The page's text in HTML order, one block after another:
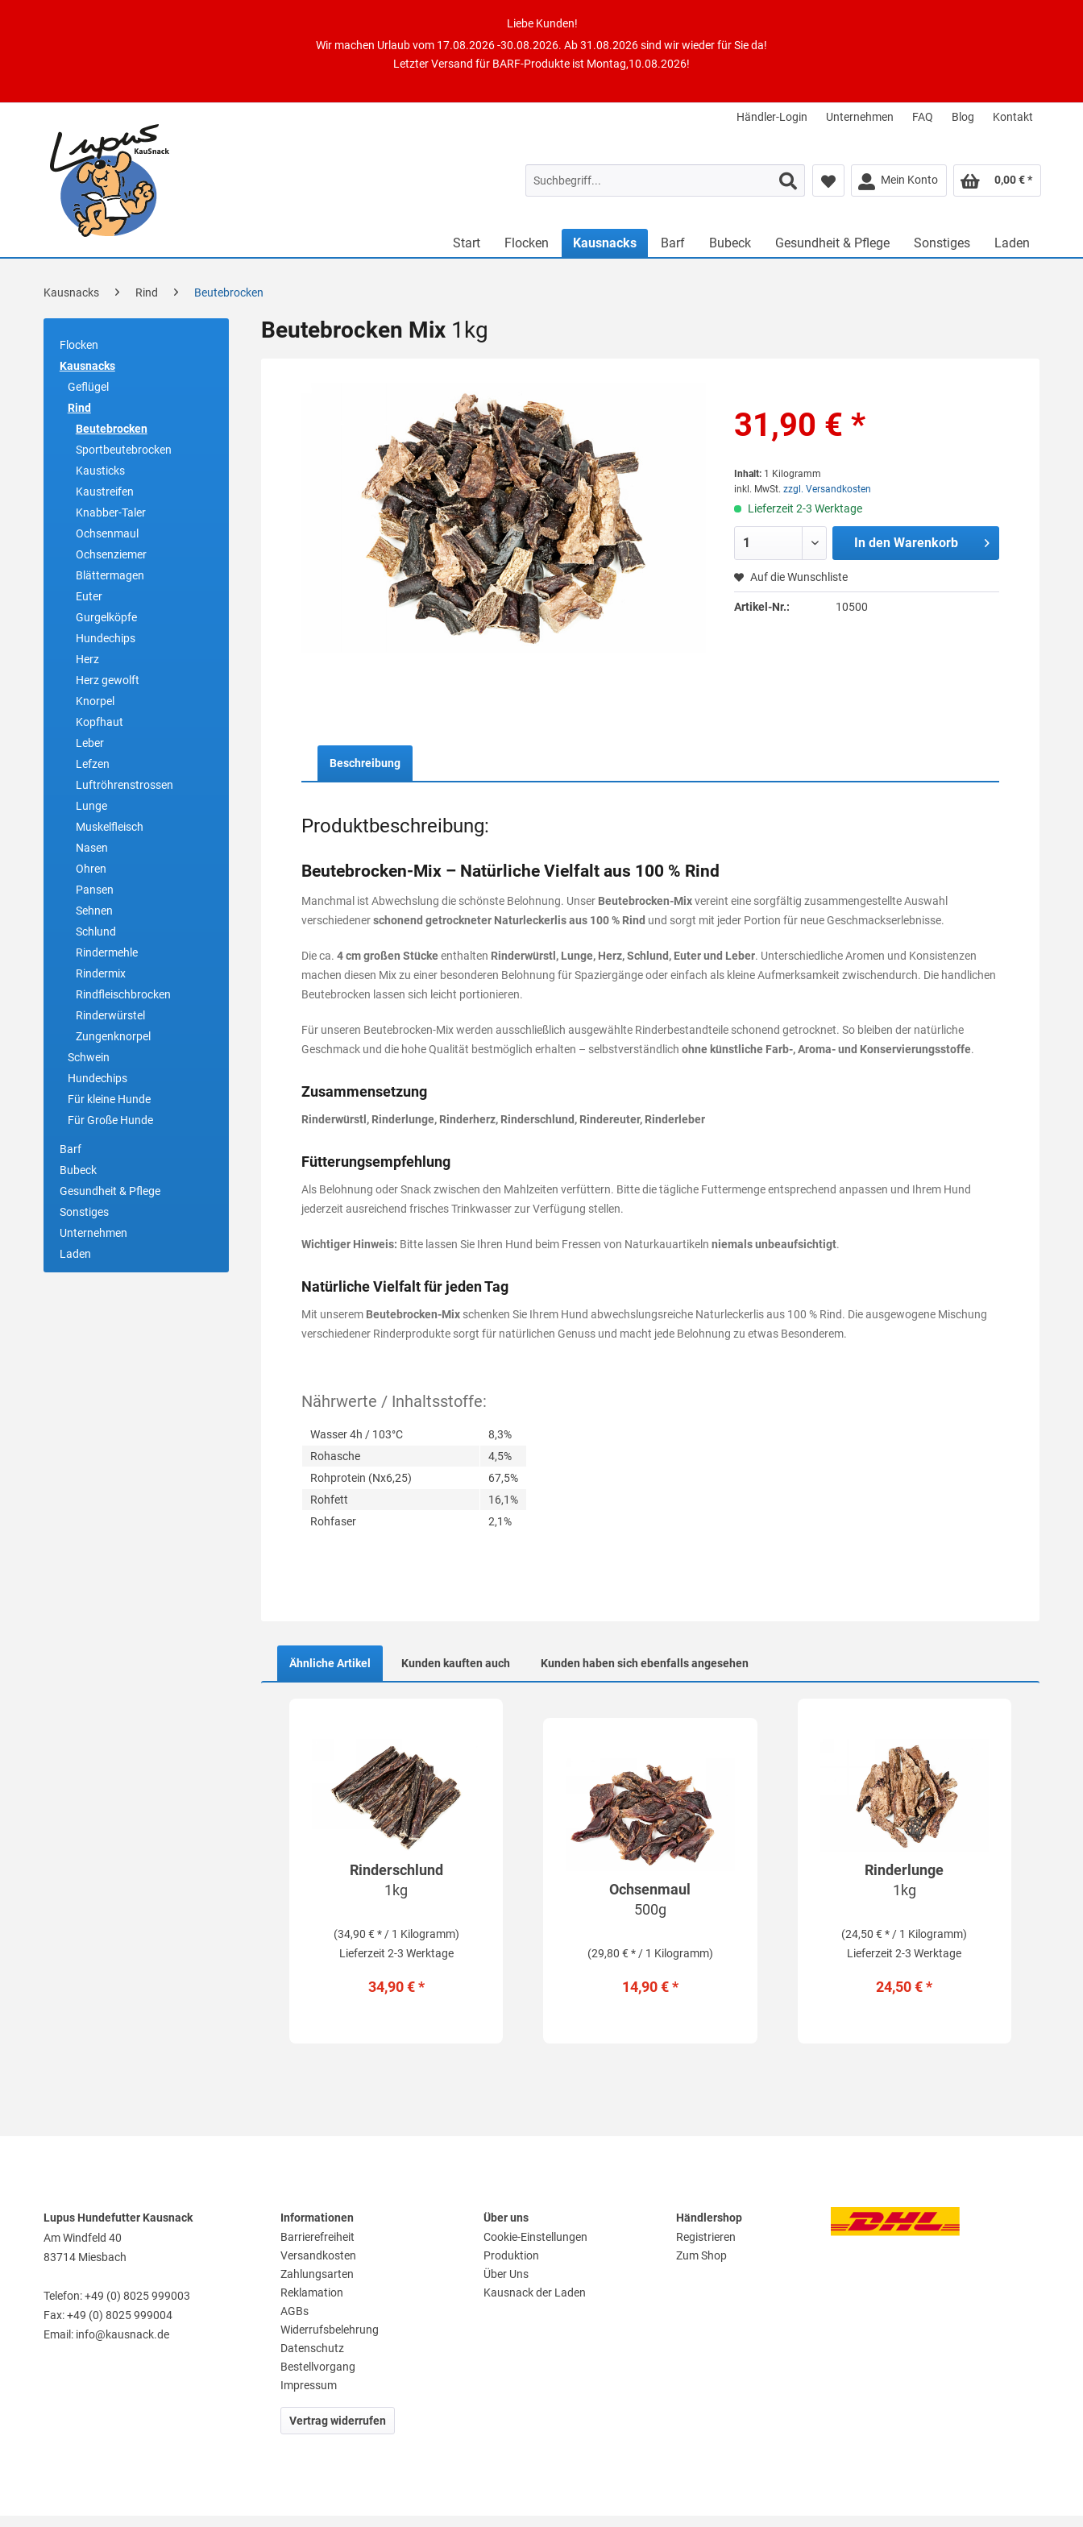
Liebe Kunden!
Wir machen Urlaub vom 17.08.2026 -30.08.2026. Ab 31.08.2026 sind wir wieder für Sie da!
Letzter Versand für BARF-Produkte ist Montag,10.08.2026!
Händler-Login Unternehmen FAQ Blog Kontakt
Mein Konto 0,00 € *
Start Flocken Kausnacks Barf Bubeck Gesundheit & Pflege Sonstiges Laden
Kausnacks Rind Beutebrocken
Flocken
Kausnacks
Geflügel
Rind
Beutebrocken
Sportbeutebrocken
Kausticks
Kaustreifen
Knabber-Taler
Ochsenmaul
Ochsenziemer
Blättermagen
Euter
Gurgelköpfe
Hundechips
Herz
Herz gewolft
Knorpel
Kopfhaut
Leber
Lefzen
Luftröhrenstrossen
Lunge
Muskelfleisch
Nasen
Ohren
Pansen
Sehnen
Schlund
Rindermehle
Rindermix
Rindfleischbrocken
Rinderwürstel
Zungenknorpel
Schwein
Hundechips
Für kleine Hunde
Für Große Hunde
Barf
Bubeck
Gesundheit & Pflege
Sonstiges
Unternehmen
Laden
Beutebrocken Mix 1kg
31,90 € *
Inhalt: 1 Kilogramm
inkl. MwSt. zzgl. Versandkosten
Lieferzeit 2-3 Werktage
In den Warenkorb
Auf die Wunschliste
Artikel-Nr.: 10500
Beschreibung
Produktbeschreibung:
Beutebrocken-Mix – Natürliche Vielfalt aus 100 % Rind
Manchmal ist Abwechslung die schönste Belohnung. Unser Beutebrocken-Mixvereint eine sorgfältig zusammengestellte Auswahl
verschiedenerschonend getrockneter Naturleckerlis aus 100 % Rind und sorgt mit jeder Portion für neue Geschmackserlebnisse.
Die ca. 4 cm großen Stückeenthalten Rinderwürstl, Lunge, Herz, Schlund, Euter und Leber. Unterschiedliche Aromen und Konsistenzen
machen diesen Mix zu einer besonderen Belohnung für Spaziergänge oder einfach als kleine Aufmerksamkeit zwischendurch. Die handlichen
Beutebrocken lassen sich leicht portionieren.
Für unseren Beutebrocken-Mix werden ausschließlich ausgewählte Rinderbestandteile schonend getrocknet. So bleiben der natürliche
Geschmack und die hohe Qualität bestmöglich erhalten – selbstverständlich ohne künstliche Farb-, Aroma- und Konservierungsstoffe.
Zusammensetzung
Rinderwürstl, Rinderlunge, Rinderherz, Rinderschlund, Rindereuter, Rinderleber
Fütterungsempfehlung
Als Belohnung oder Snack zwischen den Mahlzeiten verfüttern. Bitte die tägliche Futtermenge entsprechend anpassen und Ihrem Hund
jederzeit ausreichend frisches Trinkwasser zur Verfügung stellen.
Wichtiger Hinweis: Bitte lassen Sie Ihren Hund beim Fressen von Naturkauartikeln niemals unbeaufsichtigt.
Natürliche Vielfalt für jeden Tag
Mit unserem Beutebrocken-Mixschenken Sie Ihrem Hund abwechslungsreiche Naturleckerlis aus 100 % Rind. Die ausgewogene Mischung
verschiedener Rinderprodukte sorgt für natürlichen Genuss und macht jede Belohnung zu etwas Besonderem.
Nährwerte / Inhaltsstoffe:
Wasser 4h / 103°C
8,3%
Rohasche
4,5%
Rohprotein (Nx6,25)
67,5%
Rohfett
16,1%
Rohfaser
2,1%
Ähnliche Artikel Kunden kauften auch Kunden haben sich ebenfalls angesehen
Rinderschlund
1kg
(34,90 € * / 1 Kilogramm)
Lieferzeit 2-3 Werktage
34,90 € *
Ochsenmaul
500g
(29,80 € * / 1 Kilogramm)
14,90 € *
Rinderlunge
1kg
(24,50 € * / 1 Kilogramm)
Lieferzeit 2-3 Werktage
24,50 € *
Lupus Hundefutter Kausnack
Am Windfeld 40
83714 Miesbach
Telefon: +49 (0) 8025 999003
Fax: +49 (0) 8025 999004
Email: info@kausnack.de
Informationen
Barrierefreiheit
Versandkosten
Zahlungsarten
Reklamation
AGBs
Widerrufsbelehrung
Datenschutz
Bestellvorgang
Impressum
Vertrag widerrufen
Über uns
Cookie-Einstellungen
Produktion
Über Uns
Kausnack der Laden
Händlershop
Registrieren
Zum Shop